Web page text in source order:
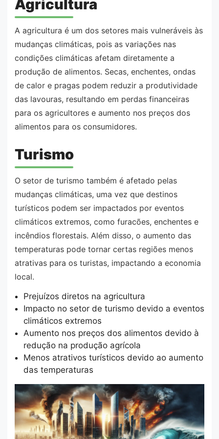
Agricultura
A agricultura é um dos setores mais vulneráveis às
mudanças climáticas, pois as variações nas
condições climáticas afetam diretamente a
produção de alimentos. Secas, enchentes, ondas
de calor e pragas podem reduzir a produtividade
das lavouras, resultando em perdas financeiras
para os agricultores e aumento nos preços dos
alimentos para os consumidores.
Turismo
O setor de turismo também é afetado pelas
mudanças climáticas, uma vez que destinos
turísticos podem ser impactados por eventos
climáticos extremos, como furacões, enchentes e
incêndios florestais. Além disso, o aumento das
temperaturas pode tornar certas regiões menos
atrativas para os turistas, impactando a economia
local.
Prejuízos diretos na agricultura
Impacto no setor de turismo devido a eventos
climáticos extremos
Aumento nos preços dos alimentos devido à
redução na produção agrícola
Menos atrativos turísticos devido ao aumento
das temperaturas